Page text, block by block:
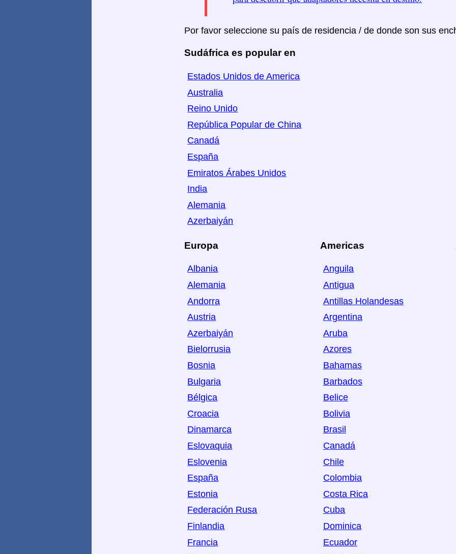
Por favor seleccione su país de residencia / de donde son sus
Sudáfrica es popular en
Estados Unidos de America
Australia
Reino Unido
República Popular de China
Canadá
España
Emiratos Árabes Unidos
India
Alemania
Azerbaiyán
Europa
Albania
Alemania
Andorra
Austria
Azerbaiyán
Bielorrusia
Bosnia
Bulgaria
Bélgica
Croacia
Dinamarca
Eslovaquia
Eslovenia
España
Estonia
Federación Rusa
Finlandia
Francia
Americas
Anguila
Antigua
Antillas Holandesas
Argentina
Aruba
Azores
Bahamas
Barbados
Belice
Bolivia
Brasil
Canadá
Chile
Colombia
Costa Rica
Cuba
Dominica
Ecuador